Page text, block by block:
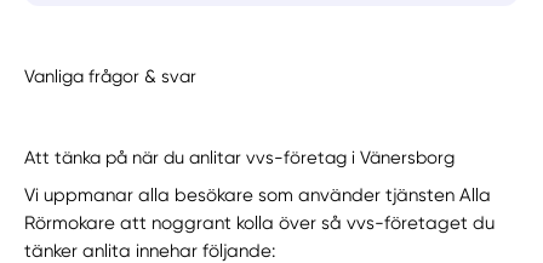
Vanliga frågor & svar
Att tänka på när du anlitar vvs-företag i Vänersborg
Vi uppmanar alla besökare som använder tjänsten Alla
Rörmokare att noggrant kolla över så vvs-företaget du
tänker anlita innehar följande: